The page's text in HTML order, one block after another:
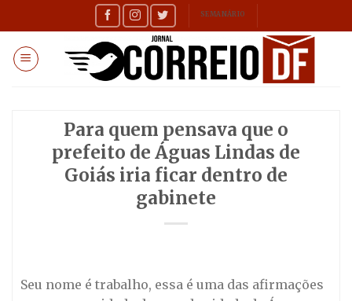
to
content
SEMANÁRIO
Para quem pensava que o
prefeito de Águas Lindas de
Goiás iria ficar dentro de
gabinete
Seu nome é trabalho, essa é uma das afirmações